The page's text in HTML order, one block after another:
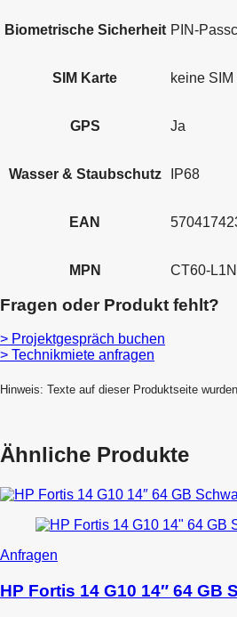
Biometrische Sicherheit PIN-
SIM Karte keine SIM
GPS Ja
Wasser & Staubschutz IP68
EAN
MPN CT60-
Fragen oder Produkt fehlt?
> Projektgespräch buchen
> Technikmiete anfragen
Hinweis: Texte auf dieser Produktseite
Ähnliche Produkte
Anfragen
weist
mehrere
HP Fortis 14 G10 14″ 64 GB